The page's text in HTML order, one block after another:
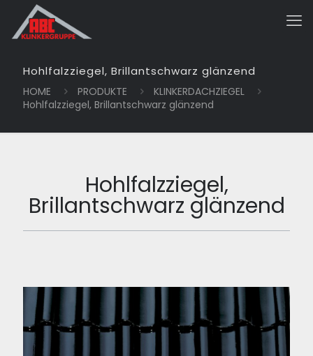
Hohlfalzziegel, Brillantschwarz glänzend
HOME PRODUKTE
KLINKERDACHZIEGEL
Hohlfalzziegel, Brillantschwarz glänzend
Hohlfalzziegel,
Brillantschwarz glänzend